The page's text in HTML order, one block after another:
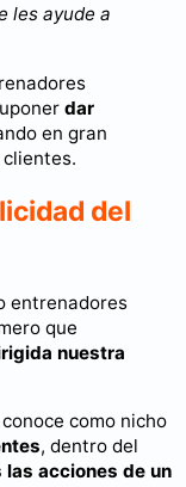
les ayude a
dar
en gran
del
entrenadores
que
nuestra
como nicho
, dentro del
acciones de un